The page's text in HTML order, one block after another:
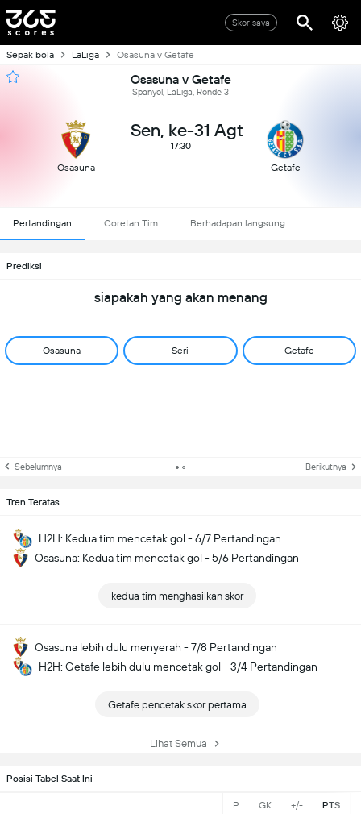
Skor saya
Sepak bola LaLiga Osasuna v Getafe
Osasuna v Getafe
Spanyol, LaLiga, Ronde 3
Osasuna
Sen, ke-31 Agt
17:30
Getafe
Pertandingan Coretan Tim Berhadapan langsung
Prediksi
siapakah yang akan menang
Osasuna Seri Getafe
Sebelumnya Berikutnya
Tren Teratas
H2H: Kedua tim mencetak gol - 6/7 Pertandingan
Osasuna: Kedua tim mencetak gol - 5/6 Pertandingan
kedua tim menghasilkan skor
Osasuna lebih dulu menyerah - 7/8 Pertandingan
H2H: Getafe lebih dulu mencetak gol - 3/4 Pertandingan
Getafe pencetak skor pertama
Lihat Semua
Posisi Tabel Saat Ini
P GK +/- PTS